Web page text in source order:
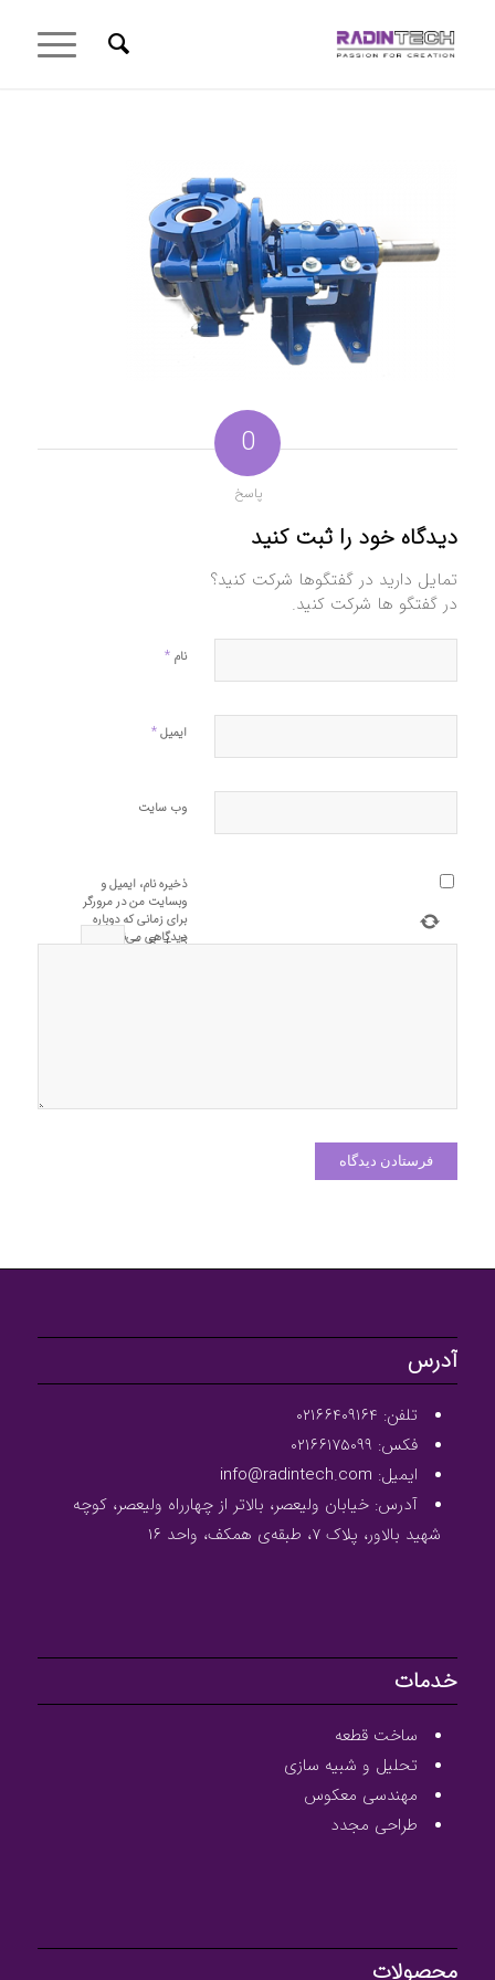
0
پاسخ
دیدگاه خود را ثبت کنید
تمایل دارید در گفتگوها شرکت کنید؟
در گفتگو ها شرکت کنید.
نام *
ایمیل*
وب‌ سایت
ذخیره نام، ایمیل و
وبسایت من در مرورگر
برای زمانی که دوباره
دیدگاهی می‌نویسم.
5
+
8
=
آدرس
تلفن: ۰۲۱۶۶۴۰۹۱۶۴
فکس: ۰۲۱۶۶۱۷۵۰۹۹
ایمیل: info@radintech.com
آدرس: خیابان ولیعصر، بالاتر از چهارراه ولیعصر، کوچه
شهید بالاور، پلاک ۷، طبقه‌ی همکف، واحد ۱۶
خدمات
ساخت قطعه
تحلیل و شبیه سازی
مهندسی معکوس
طراحی مجدد
محصولات